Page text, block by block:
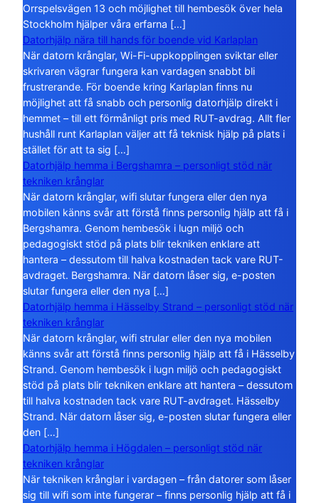
Orrspelsvägen 13 och möjlighet till hembesök över hela
Stockholm hjälper våra erfarna […]
Datorhjälp nära till hands för boende vid Karlaplan
När datorn krånglar, Wi-Fi-uppkopplingen sviktar eller
skrivaren vägrar fungera kan vardagen snabbt bli
frustrerande. För boende kring Karlaplan finns nu
möjlighet att få snabb och personlig datorhjälp direkt i
hemmet – till ett förmånligt pris med RUT-avdrag. Allt fler
hushåll runt Karlaplan väljer att få teknisk hjälp på plats i
stället för att ta sig […]
Datorhjälp hemma i Bergshamra – personligt stöd när
tekniken krånglar
När datorn krånglar, wifi slutar fungera eller den nya
mobilen känns svår att förstå finns personlig hjälp att få i
Bergshamra. Genom hembesök i lugn miljö och
pedagogiskt stöd på plats blir tekniken enklare att
hantera – dessutom till halva kostnaden tack vare RUT-
avdraget. Bergshamra. När datorn låser sig, e-posten
slutar fungera eller den nya […]
Datorhjälp hemma i Hässelby Strand – personligt stöd när
tekniken krånglar
När datorn krånglar, wifi strular eller den nya mobilen
känns svår att förstå finns personlig hjälp att få i Hässelby
Strand. Genom hembesök i lugn miljö och pedagogiskt
stöd på plats blir tekniken enklare att hantera – dessutom
till halva kostnaden tack vare RUT-avdraget. Hässelby
Strand. När datorn låser sig, e-posten slutar fungera eller
den […]
Datorhjälp hemma i Högdalen – personligt stöd när
tekniken krånglar
När tekniken krånglar i vardagen – från datorer som låser
sig till wifi som inte fungerar – finns personlig hjälp att få i